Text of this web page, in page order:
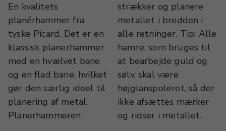
En kvalitets
planérhammer fra
tyske Picard. Det er en
klassisk planerhammer
med en hvælvet bane
og en flad bane, hvilket
gør den særlig ideel til
planering af metal.
Planerhammeren
strækker og planere
metallet i bredden i
alle retninger. Tip: Alle
hamre, som bruges til
at bearbejde guld og
sølv, skal være
højglanspoleret, så der
ikke afsættes mærker
og ridser i metallet.